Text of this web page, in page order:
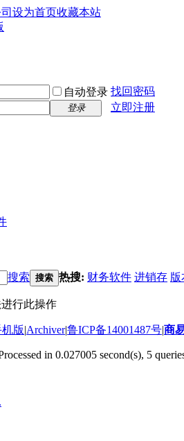
设为首页收藏本站
自动登录 找回密码
登录
立即注册
搜索 搜索 热搜: 财务软件 进销存 版
行此操作
版|Archiver|鲁ICP备14001487号|商
in 0.027005 second(s), 5